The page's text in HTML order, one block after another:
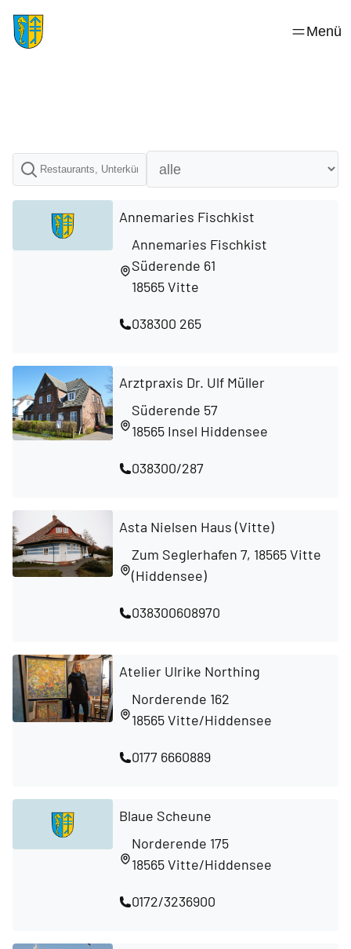
content
Menü
Annemaries Fischkist
Annemaries Fischkist
Süderende 61
18565 Vitte
038300 265
Arztpraxis Dr. Ulf Müller
Süderende 57
18565 Insel Hiddensee
038300/287
Asta Nielsen Haus (Vitte)
Zum Seglerhafen 7, 18565 Vitte
(Hiddensee)
038300608970
Atelier Ulrike Northing
Norderende 162
18565 Vitte/Hiddensee
0177 6660889
Blaue Scheune
Norderende 175
18565 Vitte/Hiddensee
0172/3236900